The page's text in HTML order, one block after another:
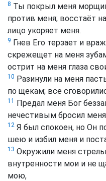
8 Ты покрыл меня
против меня; восстаёт
лицо укоряет меня.
9 Гнев Его терзает и
скрежещет на меня
острит на меня глаза
10 Разинули на меня
по щекам; все
11 Предал меня Бог
нечестивым бросил
12 Я был спокоен, но Он
шею и избил меня и
13 Окружили меня
внутренности мои и не
мою,